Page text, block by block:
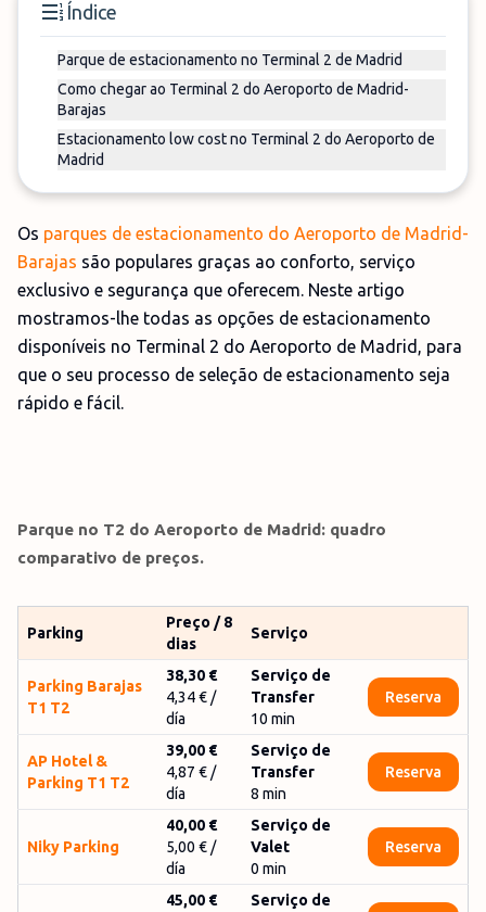
Índice
Parque de estacionamento no Terminal 2 de Madrid
Como chegar ao Terminal 2 do Aeroporto de Madrid-
Barajas
Estacionamento low cost no Terminal 2 do Aeroporto de
Madrid
Os parques de estacionamento do Aeroporto de Madrid-
Barajas são populares graças ao conforto, serviço
exclusivo e segurança que oferecem. Neste artigo
mostramos-lhe todas as opções de estacionamento
disponíveis no Terminal 2 do Aeroporto de Madrid, para
que o seu processo de seleção de estacionamento seja
rápido e fácil.
Parque no T2 do Aeroporto de Madrid: quadro
comparativo de preços.
Parking
Preço / 8
dias
Serviço
Parking Barajas
T1 T2
38,30 €
4,34 € /
día
Serviço de
Transfer
10 min
Reserva
AP Hotel &
Parking T1 T2
39,00 €
4,87 € /
día
Serviço de
Transfer
8 min
Reserva
Niky Parking
40,00 €
5,00 € /
día
Serviço de
Valet
0 min
Reserva
45,00 €
Serviço de